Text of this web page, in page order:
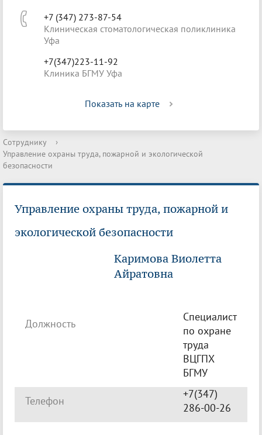
+7 (347) 273-87-54
Клиническая стоматологическая поликлиника
Уфа
+7(347)223-11-92
Клиника БГМУ Уфа
Показать на карте
Сотруднику
›
Управление охраны труда, пожарной и экологической
безопасности
Управление охраны труда, пожарной и
экологической безопасности
Каримова Виолетта
Айратовна
Должность
Специалист
по охране
труда
ВЦГПХ
БГМУ
Телефон
+7(347)
286-00-26